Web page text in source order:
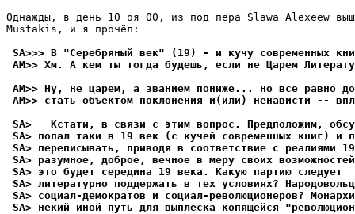
Однажды, в день 10 оя 00, из под пера Slawa Alexeew
Mustakis, и я пpочёл:
SA>>> В "Серебряный век" (19) - и кучу современных
AM>> Хм. А кем ты тогда будешь, если не Царем
AM>> Ну, не царем, а званием пониже... но все равно
AM>> стать объектом поклонения и(или) ненависти --
SA>   Кстати, в связи с этим вопрос. Предположим,
SA> попал таки в 19 век (с кучей современных книг) и
SA> переписывать, приводя в соответствие с реалиями
SA> разумное, доброе, вечное в меру своих
SA> это будет середина 19 века. Какую партию следует
SA> литературно поддержать в тех условиях?
SA> социал-демократов и социал-революционеров?
SA> некий иной путь для выплеска копящейся